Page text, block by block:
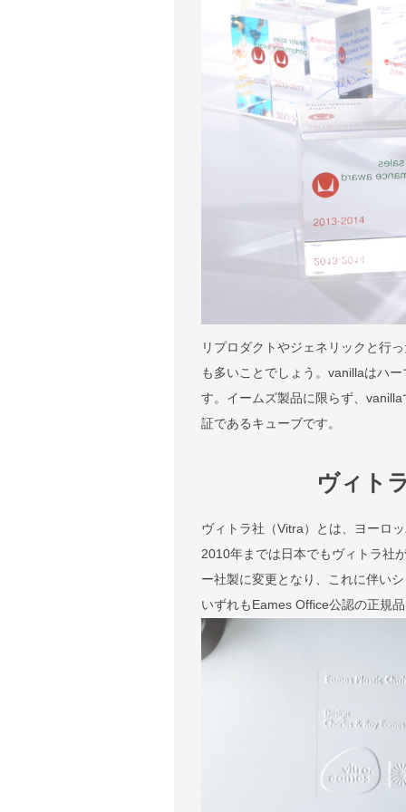
リプロダクトやジェネリックと行
も多いことでしょう。vanillaはハ
す。イームズ製品に限らず、
証であるキューブです。
ヴィト
ヴィトラ社（Vitra）とは、ヨーロ
2010年までは日本でもヴィトラ社
ー社製に変更となり、これに伴い
いずれもEames Office公認の正規